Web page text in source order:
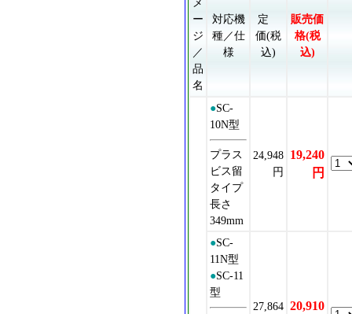
メ
ー
ジ
／
品
名
対応機
種／仕
様
定
価(税
込)
販売価
格(税
込)
●SC-
10N型
プラス
ビス留
タイプ
長さ
349mm
24,948
円
19,240
円
●SC-
11N型
●SC-11
型
27,864 20,910